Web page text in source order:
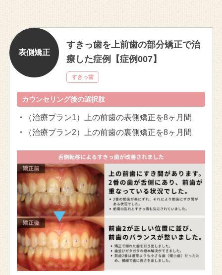
表側矯正
すきっ歯を上前歯の部分矯正で治
療した症例【症例007】
すきっ歯
カウンセリング後の選択肢
・
（治療プラン1）上の前歯の表側矯正を8ヶ月間
・
（治療プラン2）上の前歯の裏側矯正を8ヶ月間